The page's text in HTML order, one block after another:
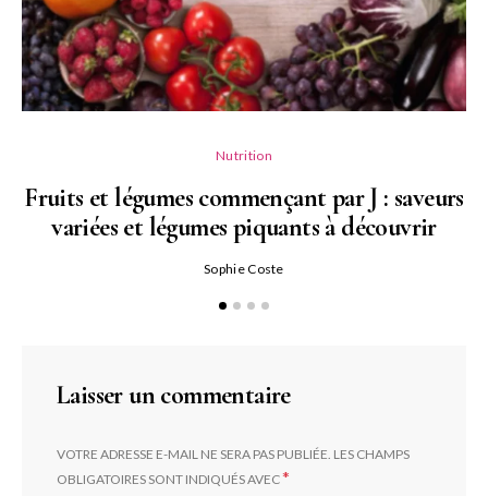
Nutrition
Fruits et légumes commençant par J : saveurs
variées et légumes piquants à découvrir
Sophie Coste
Laisser un commentaire
VOTRE ADRESSE E-MAIL NE SERA PAS PUBLIÉE. LES CHAMPS
OBLIGATOIRES SONT INDIQUÉS AVEC*